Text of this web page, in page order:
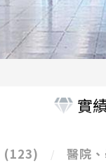
實
(123) 醫院